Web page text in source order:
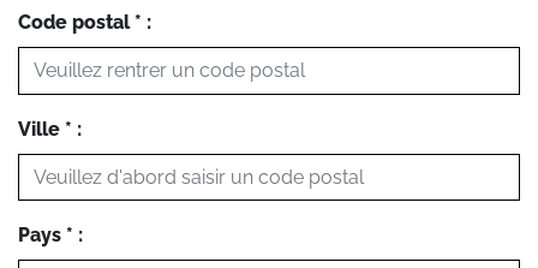
Code postal * :
Ville * :
Pays * :